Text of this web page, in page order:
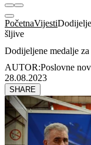
PočetnaVijesti
šljive
Dodijeljene medalje
AUTOR:Poslovne
28.08.2023
SHARE